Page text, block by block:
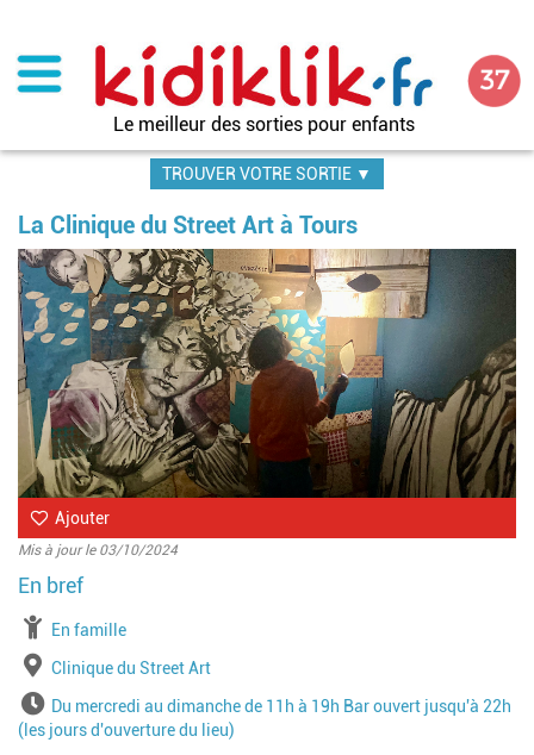
contenu
principal
Le meilleur des sorties pour enfants
TROUVER VOTRE SORTIE ▼
La Clinique du Street Art à Tours
Ajouter
Mis à jour le 03/10/2024
à partir de
En famille
Lieu
Clinique du Street Art
HorairesDu mercredi au dimanche de 11h à 19h Bar ouvert jusqu'à 22h
(les jours d'ouverture du lieu)